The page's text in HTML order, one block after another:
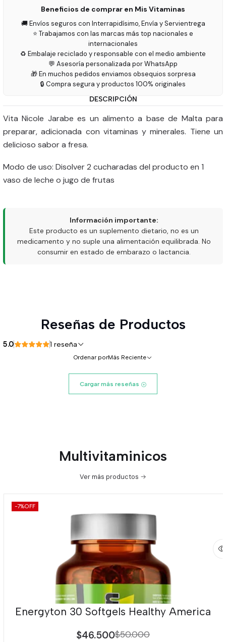
Beneficios de comprar en Mis Vitaminas
🚚 Envíos seguros con Interrapidísimo, Envía y Servientrega
⭐ Trabajamos con las marcas más top nacionales e
internacionales
♻️ Embalaje reciclado y responsable con el medio ambiente
💬 Asesoría personalizada por WhatsApp
🎁 En muchos pedidos enviamos obsequios sorpresa
🔒 Compra segura y productos 100% originales
DESCRIPCIÓN
Vita Nicole Jarabe es un alimento a base de Malta para
preparar, adicionada con vitaminas y minerales. Tiene un
delicioso sabor a fresa.
Modo de uso: Disolver 2 cucharadas del producto en 1
vaso de leche o jugo de frutas
Información importante:
Este producto es un suplemento dietario, no es un
medicamento y no suple una alimentación equilibrada. No
consumir en estado de embarazo o lactancia.
Reseñas de Productos
5.0 1 reseña
Ordenar porMás Reciente
Cargar más reseñas
Multivitaminicos
Ver más productos
-7%OFF
Energyton 30 Softgels Healthy America
$46.500$50.000